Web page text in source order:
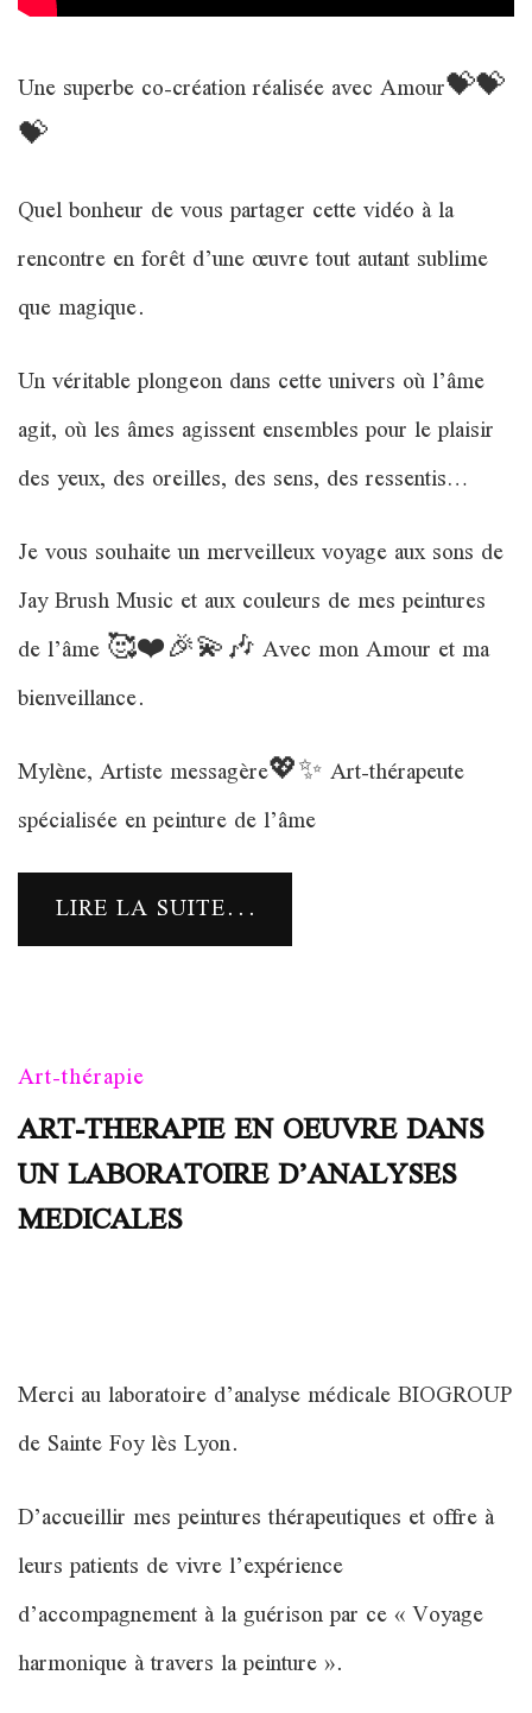
Une superbe co-création réalisée avec Amour💝💝
💝
Quel bonheur de vous partager cette vidéo à la
rencontre en forêt d’une œuvre tout autant sublime
que magique.
Un véritable plongeon dans cette univers où l’âme
agit, où les âmes agissent ensembles pour le plaisir
des yeux, des oreilles, des sens, des ressentis…
Je vous souhaite un merveilleux voyage aux sons de
Jay Brush Music et aux couleurs de mes peintures
de l’âme 🥰❤️🎉💫🎶 Avec mon Amour et ma
bienveillance.
Mylène, Artiste messagère💖✨ Art-thérapeute
spécialisée en peinture de l’âme
LIRE LA SUITE...
Art-thérapie
ART-THERAPIE EN OEUVRE DANS
UN LABORATOIRE D’ANALYSES
MEDICALES
Merci au laboratoire d’analyse médicale BIOGROUP
de Sainte Foy lès Lyon.
D’accueillir mes peintures thérapeutiques et offre à
leurs patients de vivre l’expérience
d’accompagnement à la guérison par ce « Voyage
harmonique à travers la peinture ».